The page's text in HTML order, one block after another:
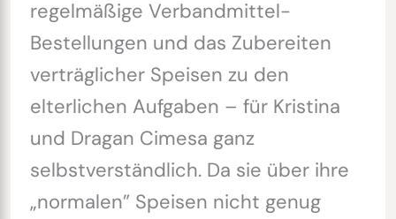
regelmäßige Verbandmittel-
Bestellungen und das Zubereiten
verträglicher Speisen zu den
elterlichen Aufgaben – für Kristina
und Dragan Cimesa ganz
selbstverständlich. Da sie über ihre
„normalen” Speisen nicht genug